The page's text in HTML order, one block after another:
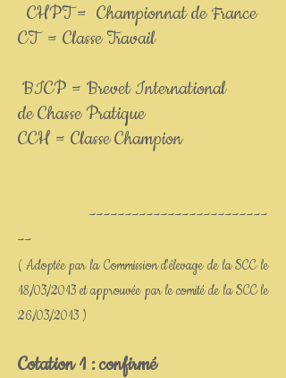
CHPT = Championnat de France
CT = Classe Travail
BICP = Brevet International
de Chasse Pratique
CCH = Classe Champion
-------------------------
--
( Adoptée par la Commission d'élevage de la SCC le
18/03/2013 et approuvée par le comité de la SCC le
26/03/2013 )
Cotation 1 : confirmé